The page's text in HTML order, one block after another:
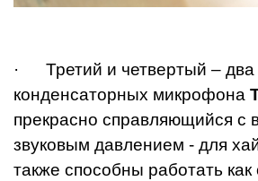
· Третий и четвертый – два
конденсаторных микрофона
прекрасно справляющийся с
звуковым давлением - для
также способны работать как